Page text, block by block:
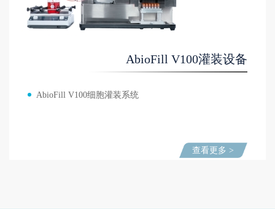
AbioFill V100灌装设备
AbioFill V100细胞灌装系统
查看更多 >